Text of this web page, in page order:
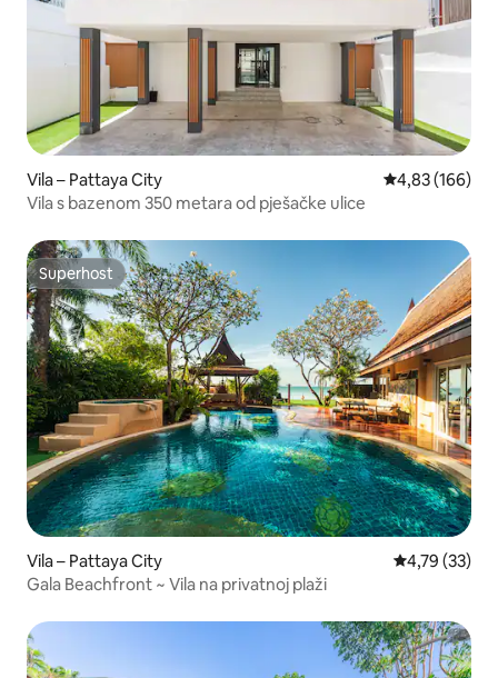
Vila – Pattaya City Prosječna
4,83 (166)
Vila s bazenom 350 metara od pješačke ulice
Superhost
Superhost
Vila – Pattaya City Prosječna
4,79 (33)
Gala Beachfront ~ Vila na privatnoj plaži